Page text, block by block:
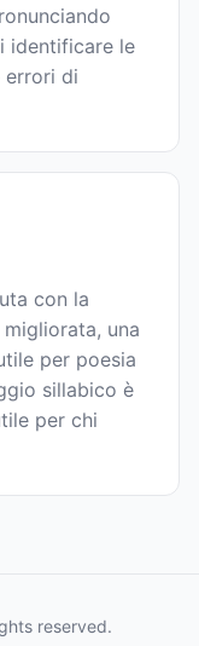
identificare le
errori di
con la
una
per poesia
sillabico è
per chi
reserved.